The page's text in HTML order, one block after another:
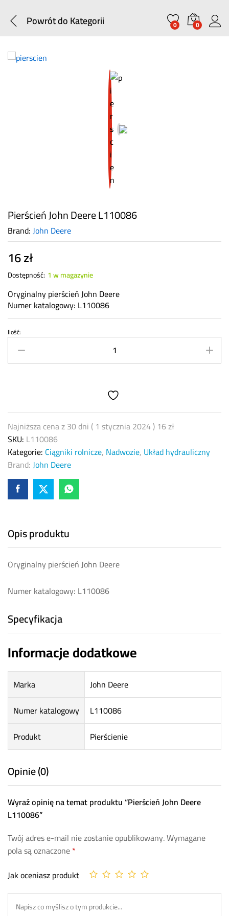
Powrót doKategorii 0 0
Pierścień John Deere L110086
Brand:John Deere
16zł
Dostępność: 1 w magazynie
Oryginalny pierścień John Deere
Numer katalogowy: L110086
Pierścień
John
Deere
Ilość:
Najniższa cena z 30 dni ( 1 stycznia 2024) 16zł
SKU: L110086
Kategorie: Ciągniki rolnicze, Nadwozie, Układ hydrauliczny
Brand:John Deere
Opis produktu
Oryginalny pierścień John Deere
Numer katalogowy: L110086
Specyfikacja
Informacje dodatkowe
Marka
John Deere
Numer katalogowy
L110086
Produkt
Pierścienie
Opinie (0)
Wyraź opinię na temat produktu “Pierścień John Deere
L110086”
Twój adres e-mail nie zostanie opublikowany.Wymagane
pola są oznaczone*
Jak oceniasz produkt